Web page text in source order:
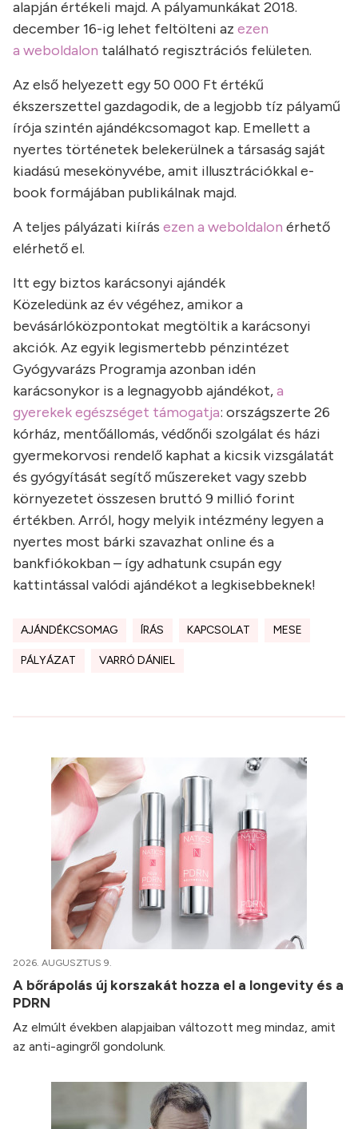
alapján értékeli majd. A pályamunkákat 2018.
december 16-ig lehet feltölteni az ezen
a weboldalon található regisztrációs felületen.
Az első helyezett egy 50 000 Ft értékű
ékszerszettel gazdagodik, de a legjobb tíz pályamű
írója szintén ajándékcsomagot kap. Emellett a
nyertes történetek belekerülnek a társaság saját
kiadású mesekönyvébe, amit illusztrációkkal e-
book formájában publikálnak majd.
A teljes pályázati kiírás ezen a weboldalon érhető
elérhető el.
Itt egy biztos karácsonyi ajándék
Közeledünk az év végéhez, amikor a
bevásárlóközpontokat megtöltik a karácsonyi
akciók. Az egyik legismertebb pénzintézet
Gyógyvarázs Programja azonban idén
karácsonykor is a legnagyobb ajándékot,a
gyerekek egészséget támogatja: országszerte 26
kórház, mentőállomás, védőnői szolgálat és házi
gyermekorvosi rendelő kaphat a kicsik vizsgálatát
és gyógyítását segítő műszereket vagy szebb
környezetet összesen bruttó 9 millió forint
értékben. Arról, hogy melyik intézmény legyen a
nyertes most bárki szavazhat online és a
bankfiókokban – így adhatunk csupán egy
kattintással valódi ajándékot a legkisebbeknek!
AJÁNDÉKCSOMAG ÍRÁS KAPCSOLAT MESE
PÁLYÁZAT VARRÓ DÁNIEL
2026. AUGUSZTUS 9.
A bőrápolás új korszakát hozza el a longevity és a
PDRN
Az elmúlt években alapjaiban változott meg mindaz, amit
az anti-agingről gondolunk.